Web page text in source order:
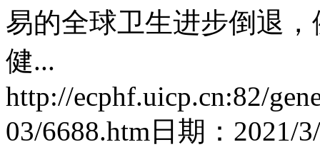
易的全球卫生进步倒退
健...
http://ecphf.uicp.cn:82/
03/6688.htm 日期： 2021/